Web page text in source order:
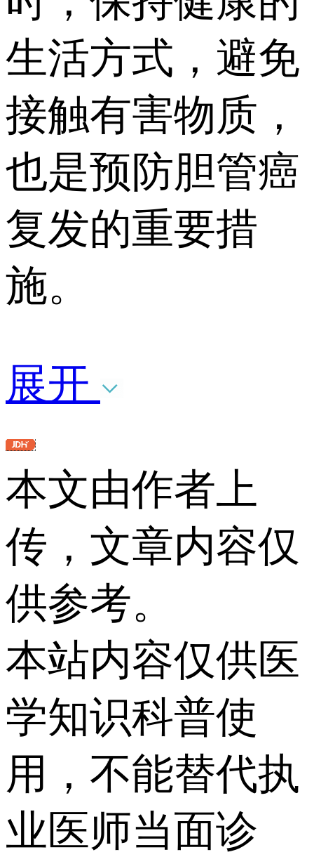
生活方式，避免
接触有害物质，
也是预防胆管癌
复发的重要措
施。
展开
本文由作者上
传，文章内容仅
供参考。
本站内容仅供医
学知识科普使
用，不能替代执
业医师当面诊